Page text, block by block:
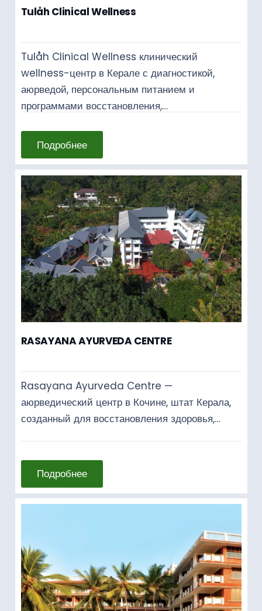
Tulåh Clinical Wellness
Tulåh Clinical Wellness клинический
wellness-центр в Керале с диагностикой,
аюрведой, персональным питанием и
программами восстановления,…
Подробнее
RASAYANA AYURVEDA CENTRE
Rasayana Ayurveda Centre —
аюрведический центр в Кочине, штат Керала,
созданный для восстановления здоровья,…
Подробнее